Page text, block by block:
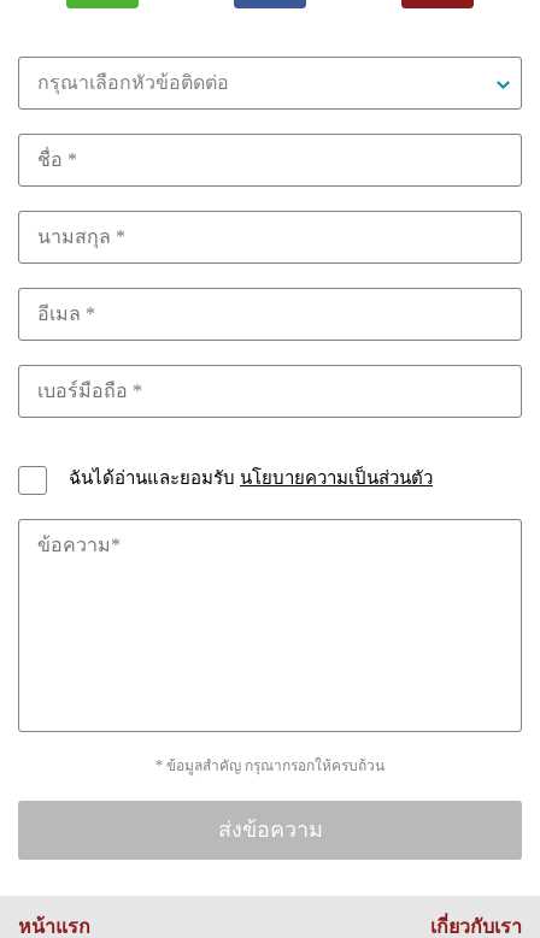
กรุณาเลือกหัวข้อติดต่อ
ฉันได้อ่านและยอมรับ นโยบายความเป็นส่วนตัว
* ข้อมูลสำคัญ กรุณากรอกให้ครบถ้วน
หน้าแรก เกี่ยวกับเรา